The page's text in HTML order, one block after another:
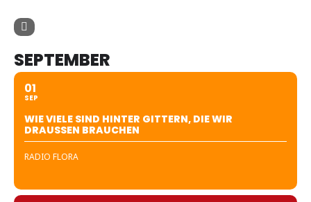
SEPTEMBER
01
SEP
WIE VIELE SIND HINTER GITTERN, DIE WIR
DRAUSSEN BRAUCHEN
RADIO FLORA